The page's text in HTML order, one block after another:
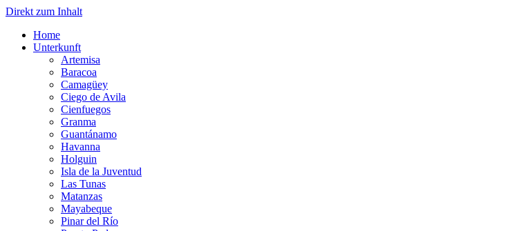
Direkt zum Inhalt
Home
Unterkunft
Artemisa
Baracoa
Camagüey
Ciego de Avila
Cienfuegos
Granma
Guantánamo
Havanna
Holguin
Isla de la Juventud
Las Tunas
Matanzas
Mayabeque
Pinar del Río